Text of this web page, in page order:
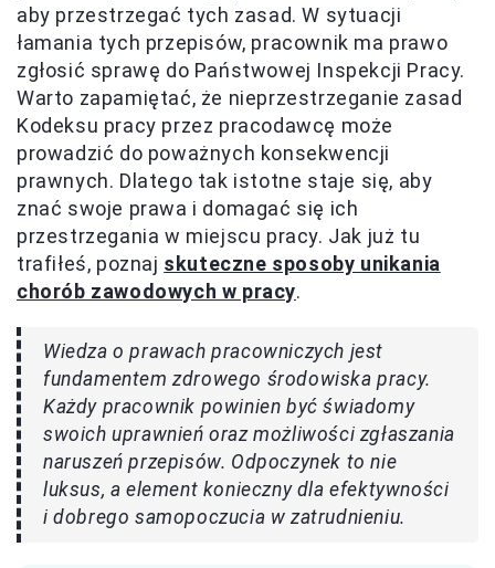
aby przestrzegać tych zasad. W sytuacji
łamania tych przepisów, pracownik ma prawo
zgłosić sprawę do Państwowej Inspekcji Pracy.
Warto zapamiętać, że nieprzestrzeganie zasad
Kodeksu pracy przez pracodawcę może
prowadzić do poważnych konsekwencji
prawnych. Dlatego tak istotne staje się, aby
znać swoje prawa i domagać się ich
przestrzegania w miejscu pracy. Jak już tu
trafiłeś, poznaj skuteczne sposoby unikania
chorób zawodowych w pracy.
Wiedza o prawach pracowniczych jest
fundamentem zdrowego środowiska pracy.
Każdy pracownik powinien być świadomy
swoich uprawnień oraz możliwości zgłaszania
naruszeń przepisów. Odpoczynek to nie
luksus, a element konieczny dla efektywności
i dobrego samopoczucia w zatrudnieniu.